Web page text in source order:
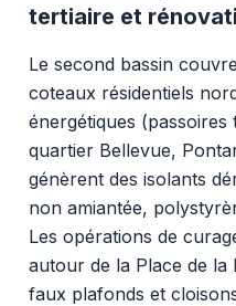
tertiaire et
Le second bassin
coteaux résidentiels
énergétiques
quartier Bellevue,
génèrent des isolants
non amiantée,
Les opérations de
autour de la Place de la
faux plafonds et